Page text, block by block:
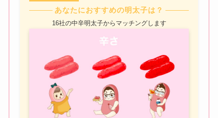
あなたにおすすめの明太子は？
16社の中辛明太子からマッチングします